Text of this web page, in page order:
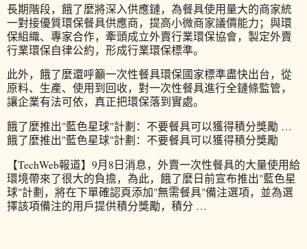
長期階段，餓了麼將深入供應鏈，為餐具使用量大的商家統
一對接優質環保餐具供應商，提高小微商家議價能力；與環
保組織、專家合作，牽頭成立外賣行業環保協會，製定外賣
行業環保自律公約，形成行業環保標準。
此外，餓了麼還呼籲一次性餐具環保國家標準盡快出台，從
原料、生產、使用到回收，對一次性餐具進行全鏈條監管，
讓企業有法可依，真正把環保落到實處。
餓了麼推出"藍色星球"計劃：不要餐具可以獲得積分獎勵 …
餓了麼推出"藍色星球"計劃：不要餐具可以獲得積分獎勵
【TechWeb報道】9月8日消息，外賣一次性餐具的大量使用給
環境帶來了很大的負擔，為此，餓了麼日前宣布推出"藍色星
球"計劃，將在下單確認頁添加"無需餐具"備注選項，並為選
擇該項備注的用戶提供積分獎勵，積分 …